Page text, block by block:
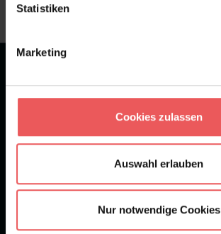
Statistiken
Marketing
Cookies zulassen
Auswahl erlauben
Nur notwendige Cookies
Newsletter